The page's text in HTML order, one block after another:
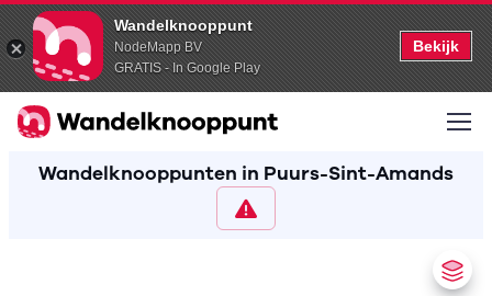
Wandelknooppunt
NodeMapp BV
GRATIS - In Google Play
Bekijk
Wandelknooppunten in Puurs-Sint-Amands